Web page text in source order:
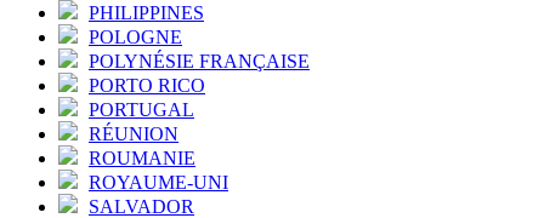
PHILIPPINES
POLOGNE
POLYNÉSIE FRANÇAISE
PORTO RICO
PORTUGAL
RÉUNION
ROUMANIE
ROYAUME-UNI
SALVADOR